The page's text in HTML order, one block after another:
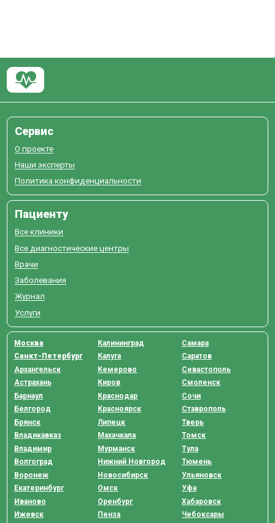
Сервис
О проекте
Наши эксперты
Политика конфиденциальности
Пациенту
Все клиники
Все диагностические центры
Врачи
Заболевания
Журнал
Услуги
Москва
Санкт-Петербург
Архангельск
Астрахань
Барнаул
Белгород
Брянск
Владикавказ
Владимир
Волгоград
Воронеж
Екатеринбург
Иваново
Ижевск
Калининград
Калуга
Кемерово
Киров
Краснодар
Красноярск
Липецк
Махачкала
Мурманск
Нижний Новгород
Новосибирск
Омск
Оренбург
Пенза
Самара
Саратов
Севастополь
Смоленск
Сочи
Ставрополь
Тверь
Томск
Тула
Тюмень
Ульяновск
Уфа
Хабаровск
Чебоксары